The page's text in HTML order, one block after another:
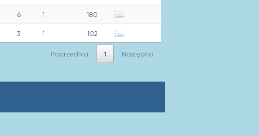
6 1 180
3 1 102
Poprzednia 1 Następna